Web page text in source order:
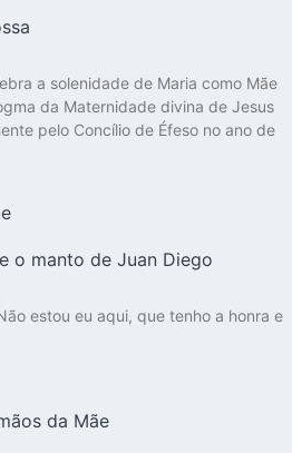
a solenidade de Maria como Mãe
da Maternidade divina de Jesus
pelo Concílio de Éfeso no ano de
o manto de Juan Diego
estou eu aqui, que tenho a honra e
da Mãe